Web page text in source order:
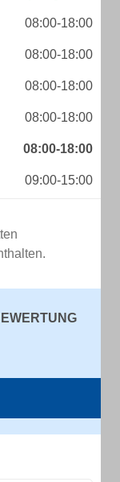
08:00-18:00
08:00-18:00
08:00-18:00
08:00-18:00
08:00-18:00
09:00-15:00